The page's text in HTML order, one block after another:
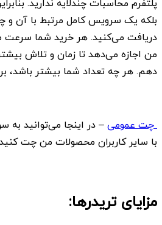
بلکه یک سرویس کامل مرتبط با آن و
دریافت می‌کنید. هر خرید شما سرعت
من اجازه می‌دهد تا زمان و تلاش
دهم. هر چه تعداد شما بیشتر باشد،
چت عمومی– در اینجا می‌توانید به
با سایر کاربران محصولات من چت
مزایای تریدرها: